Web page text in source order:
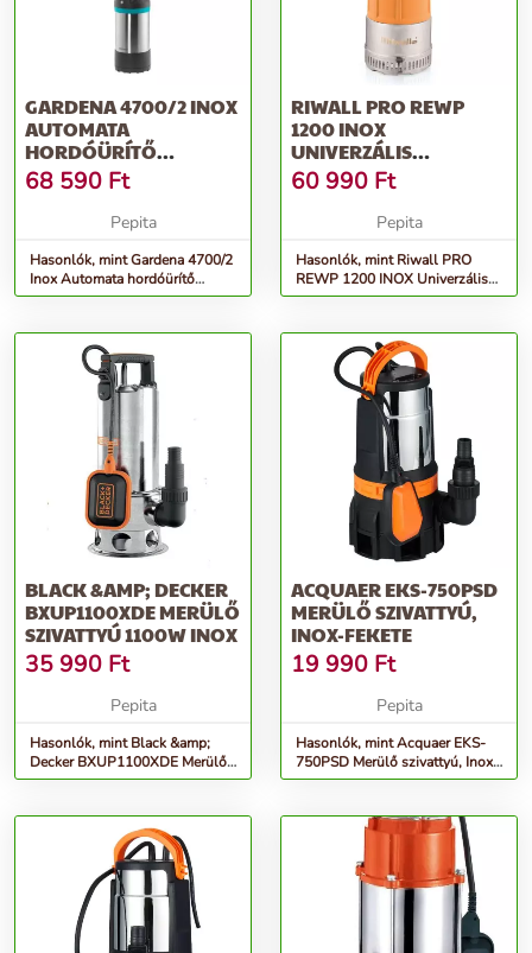
GARDENA 4700/2 INOX
AUTOMATA
HORDÓÜRÍTŐ
SZIVATTYÚ
68 590 Ft
Pepita
Hasonlók, mint Gardena 4700/2
Inox Automata hordóürítő
szivattyú
RIWALL PRO REWP
1200 INOX
UNIVERZÁLIS
BÚVÁRSZIVATTYÚ 1200
W
60 990 Ft
Pepita
Hasonlók, mint Riwall PRO
REWP 1200 INOX Univerzális
búvárszivattyú 1200 W
BLACK &AMP; DECKER
BXUP1100XDE MERÜLŐ
SZIVATTYÚ 1100W INOX
35 990 Ft
Pepita
Hasonlók, mint Black &amp;
Decker BXUP1100XDE Merülő
szivattyú 1100W Inox
ACQUAER EKS-750PSD
MERÜLŐ SZIVATTYÚ,
INOX-FEKETE
19 990 Ft
Pepita
Hasonlók, mint Acquaer EKS-
750PSD Merülő szivattyú, Inox-
Fekete